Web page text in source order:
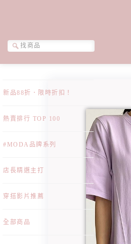
新品88折．限時折扣！
熱賣排行 TOP 100
#MODA品牌系列
店長精選主打
穿搭影片推薦
全部商品